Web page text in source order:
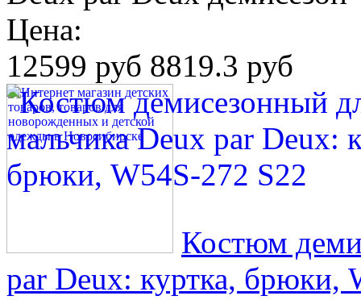
Цена:
12599 руб 8819.3 руб
Костюм
par Deux: куртка, брюки,